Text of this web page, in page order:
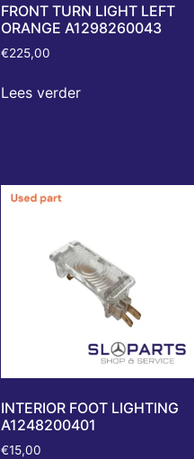
FRONT TURN LIGHT LEFT
ORANGE A1298260043
€225,00
Lees verder
INTERIOR FOOT LIGHTING
A1248200401
€15,00